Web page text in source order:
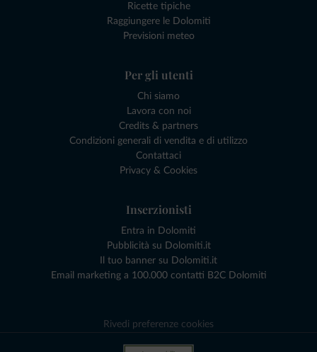
Ricette tipiche
Raggiungere le Dolomiti
Previsioni meteo
Per gli utenti
Chi siamo
Lavora con noi
Credits & partners
Condizioni generali di vendita e di utilizzo
Contattaci
Privacy & Cookies
Inserzionisti
Entra in Dolomiti
Pubblicità su Dolomiti.it
Il tuo banner su Dolomiti.it
Email marketing a 100.000 contatti B2C Dolomiti
Rivedi preferenze cookies